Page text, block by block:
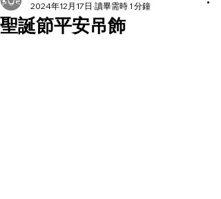
聖誕節平安吊飾
2024年12月17日 讀畢需時 1 分鐘